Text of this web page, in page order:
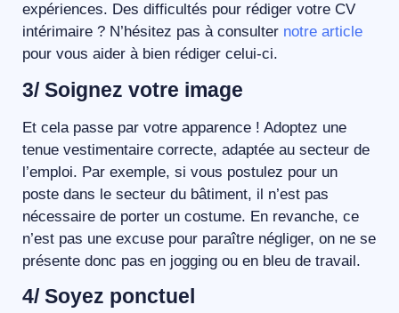
expériences. Des difficultés pour rédiger votre CV
intérimaire ? N’hésitez pas à consulter notre article
pour vous aider à bien rédiger celui-ci.
3/ Soignez votre image
Et cela passe par votre apparence ! Adoptez une
tenue vestimentaire correcte, adaptée au secteur de
l’emploi. Par exemple, si vous postulez pour un
poste dans le secteur du bâtiment, il n’est pas
nécessaire de porter un costume. En revanche, ce
n’est pas une excuse pour paraître négliger, on ne se
présente donc pas en jogging ou en bleu de travail.
4/ Soyez ponctuel